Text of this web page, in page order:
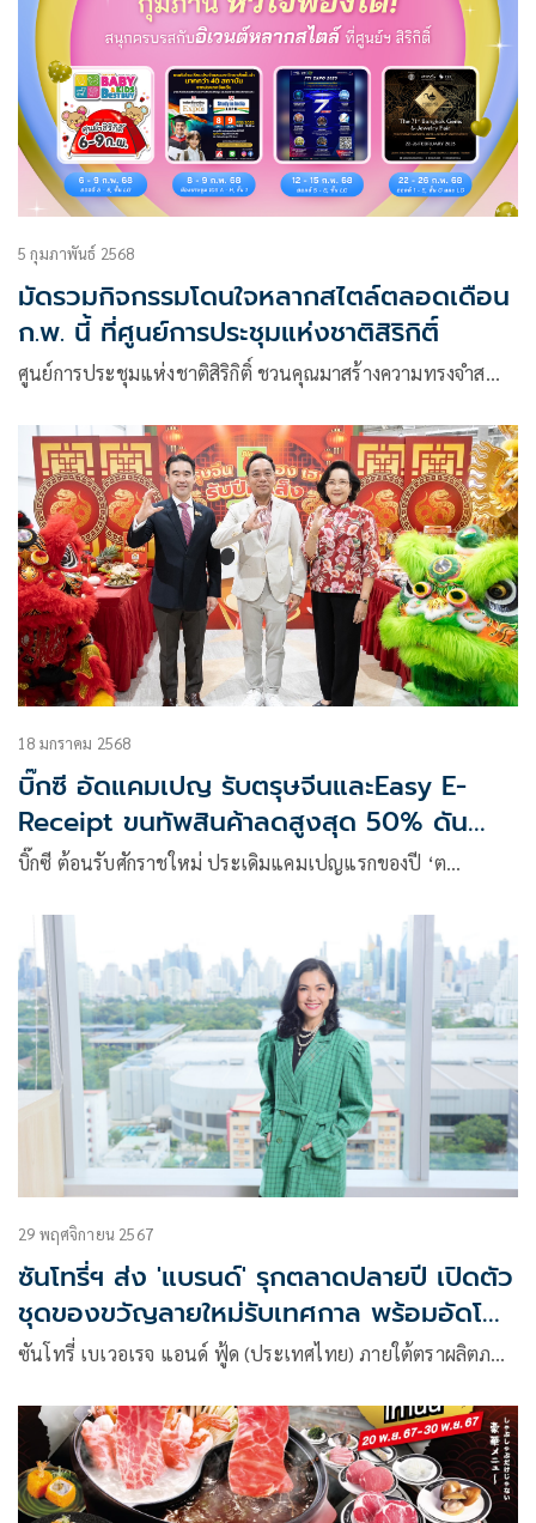
5 กุมภาพันธ์ 2568
มัดรวมกิจกรรมโดนใจหลากสไตล์ตลอดเดือน
ก.พ. นี้ ที่ศูนย์การประชุมแห่งชาติสิริกิติ์
ศูนย์การประชุมแห่งชาติสิริกิติ์ ชวนคุณมาสร้างความทรงจำส…
18 มกราคม 2568
บิ๊กซี อัดแคมเปญ รับตรุษจีนและEasy E-
Receipt ขนทัพสินค้าลดสูงสุด 50% ดัน
ยอดโต 1,180 ล้านบาท
บิ๊กซี ต้อนรับศักราชใหม่ ประเดิมแคมเปญแรกของปี ‘ต…
29 พฤศจิกายน 2567
ซันโทรี่ฯ ส่ง 'แบรนด์' รุกตลาดปลายปี เปิดตัว
ชุดของขวัญลายใหม่รับเทศกาล พร้อมอัดโปร
แรงกระตุ้นยอดขาย
ซันโทรี่ เบเวอเรจ แอนด์ ฟู้ด (ประเทศไทย) ภายใต้ตราผลิตภ…